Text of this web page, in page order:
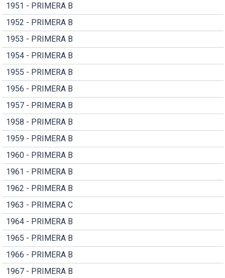
1951 - PRIMERA B
1952 - PRIMERA B
1953 - PRIMERA B
1954 - PRIMERA B
1955 - PRIMERA B
1956 - PRIMERA B
1957 - PRIMERA B
1958 - PRIMERA B
1959 - PRIMERA B
1960 - PRIMERA B
1961 - PRIMERA B
1962 - PRIMERA B
1963 - PRIMERA C
1964 - PRIMERA B
1965 - PRIMERA B
1966 - PRIMERA B
1967 - PRIMERA B